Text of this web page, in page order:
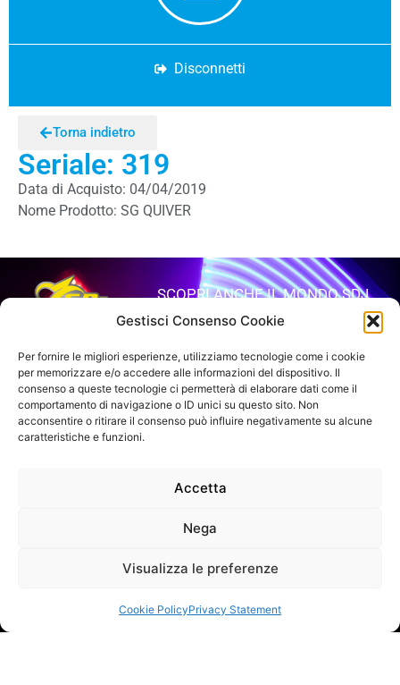
Gestisci Consenso Cookie
Per fornire le migliori esperienze, utilizziamo tecnologie come i cookie
per memorizzare e/o accedere alle informazioni del dispositivo. Il
consenso a queste tecnologie ci permetterà di elaborare dati come il
comportamento di navigazione o ID unici su questo sito. Non
acconsentire o ritirare il consenso può influire negativamente su alcune
caratteristiche e funzioni.
Accetta
Nega
Visualizza le preferenze
Cookie PolicyPrivacy Statement
Disconnetti
Torna indietro
Seriale: 319
Data di Acquisto: 04/04/2019
Nome Prodotto: SG QUIVER
SCOPRI ANCHE IL MONDO SDJ
SAGITTER | Proel S.p.A.
VUOI RIMANERE AGGIORNATO?
Iscriviti alla newsletter